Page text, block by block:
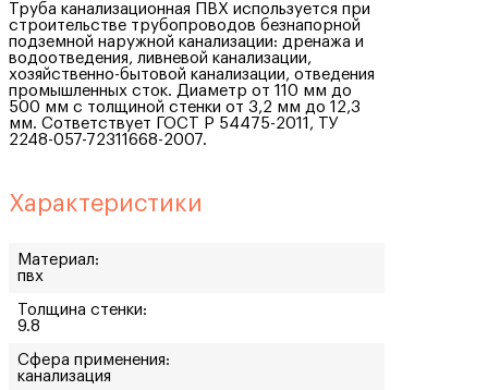
Труба канализационная ПВХ используется при
строительстве трубопроводов безнапорной
подземной наружной канализации: дренажа и
водоотведения, ливневой канализации,
хозяйственно-бытовой канализации, отведения
промышленных сток. Диаметр от 110 мм до
500 мм с толщиной стенки от 3,2 мм до 12,3
мм. Сответствует ГОСТ Р 54475-2011, ТУ
2248-057-72311668-2007.
Характеристики
Материал:
пвх
Толщина стенки:
9.8
Сфера применения:
канализация